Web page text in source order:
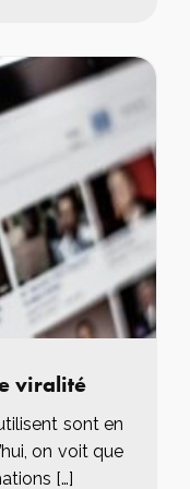
viralité
sont en
on voit que
[…]